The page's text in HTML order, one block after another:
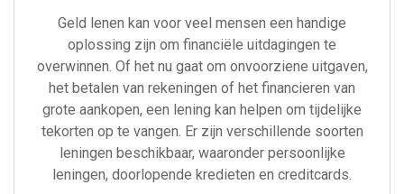
Geld lenen kan voor veel mensen een handige
oplossing zijn om financiële uitdagingen te
overwinnen. Of het nu gaat om onvoorziene uitgaven,
het betalen van rekeningen of het financieren van
grote aankopen, een lening kan helpen om tijdelijke
tekorten op te vangen. Er zijn verschillende soorten
leningen beschikbaar, waaronder persoonlijke
leningen, doorlopende kredieten en creditcards.